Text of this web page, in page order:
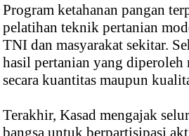
Program ketahanan pangan
pelatihan teknik pertanian
TNI dan masyarakat sekitar.
hasil pertanian yang
secara kuantitas maupun
Terakhir, Kasad mengajak
bangsa untuk berpartisipasi